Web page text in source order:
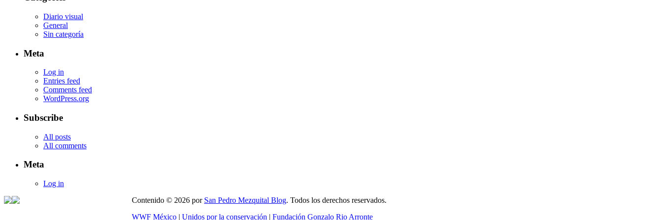
Diario visual
General
Sin categoría
Meta
Log in
Entries feed
Comments feed
WordPress.org
Subscribe
All posts
All comments
Meta
Log in
Contenido © 2026 por San Pedro Mezquital Blog. Todos los derechos reservados.
WWF México | Unidos por la conservación | Fundación Gonzalo Rio Arronte